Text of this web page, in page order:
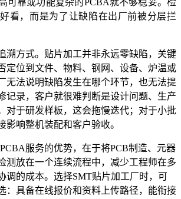
可靠或功能复杂的PCBA就不够稳妥。检
看，而是为了让缺陷在出厂前被分层拦
溯方式。贴片加工并非永远零缺陷，关键
定位到文件、物料、钢网、设备、炉温或
无法说明缺陷发生在哪个环节，也无法提
记录，客户就很难判断是设计问题、生产
对于研发样板，这会拖慢迭代；对于小批
影响整机装配和客户验收。
服务的优势，在于将PCB制造、元器
测放在一个连续流程中，减少工程师在多
调的成本。选择SMT贴片加工厂时，可
：具备在线报价和资料上传路径，能衔接